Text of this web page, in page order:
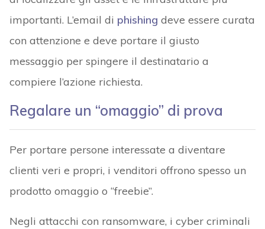
importanti. L’email di phishing deve essere curata
con attenzione e deve portare il giusto
messaggio per spingere il destinatario a
compiere l’azione richiesta.
Regalare un “omaggio” di prova
Per portare persone interessate a diventare
clienti veri e propri, i venditori offrono spesso un
prodotto omaggio o “freebie”.
Negli attacchi con ransomware, i cyber criminali